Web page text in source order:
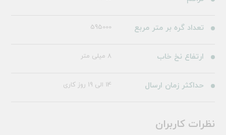
تعداد گره بر متر مربع 595000
ارتفاع نخ خاب 8 میلی متر
حداکثر زمان ارسال 14 الی 19 روز کاری
نظرات کاربران